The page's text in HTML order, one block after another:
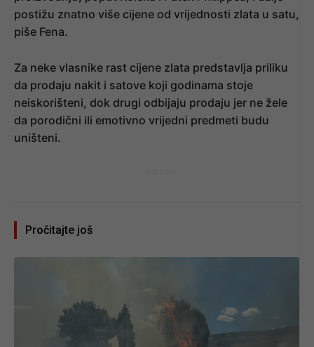
postižu znatno više cijene od vrijednosti zlata u satu,
piše Fena.
Za neke vlasnike rast cijene zlata predstavlja priliku
da prodaju nakit i satove koji godinama stoje
neiskorišteni, dok drugi odbijaju prodaju jer ne žele
da porodični ili emotivno vrijedni predmeti budu
uništeni.
Pročitajte još